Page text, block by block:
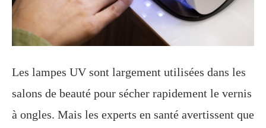
Les lampes UV sont largement utilisées dans les
salons de beauté pour sécher rapidement le vernis
à ongles. Mais les experts en santé avertissent que